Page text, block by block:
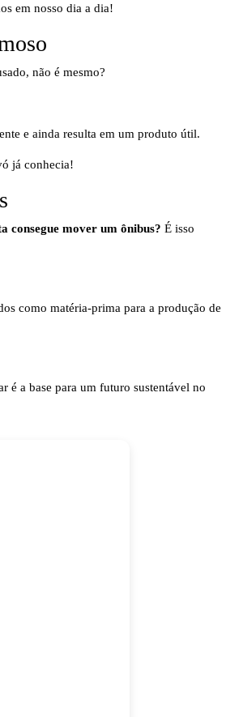
em nosso dia a dia!
não é mesmo?
e ainda resulta em um produto útil.
já conhecia!
consegue mover um ônibus? É isso
como matéria-prima para a produção de
é a base para um futuro sustentável no